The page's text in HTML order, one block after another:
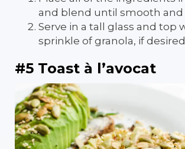
and blend until smooth and
Serve in a tall glass and top
sprinkle of granola, if
#5 Toast à l’avocat